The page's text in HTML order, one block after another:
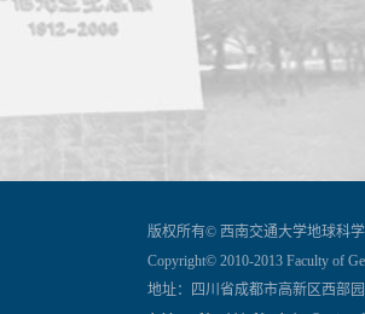
版权所有© 西南交通大学地球科
Copyright© 2010-2013 Faculty of
地址：四川省成都市高新区西部